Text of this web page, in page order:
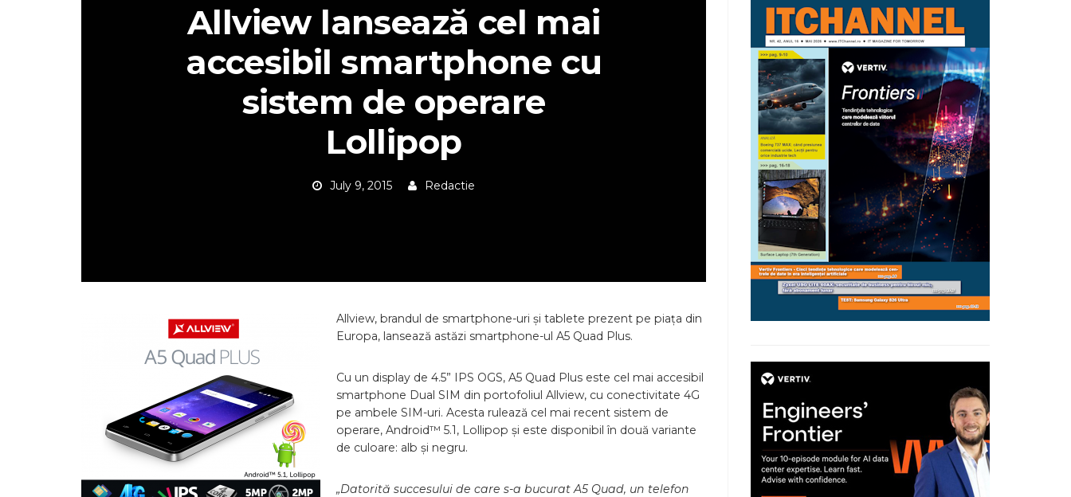
Allview lansează cel mai
accesibil smartphone cu
sistem de operare
Lollipop
July 9, 2015 Redactie
Allview, brandul de smartphone-uri și tablete prezent pe piața din
Europa, lansează astăzi smartphone-ul A5 Quad Plus.
Cu un display de 4.5” IPS OGS, A5 Quad Plus este cel mai accesibil
smartphone Dual SIM din portofoliul Allview, cu conectivitate 4G
pe ambele SIM-uri. Acesta rulează cel mai recent sistem de
operare, Android™ 5.1, Lollipop și este disponibil în două variante
de culoare: alb și negru.
„Datorită succesului de care s-a bucurat A5 Quad, un telefon